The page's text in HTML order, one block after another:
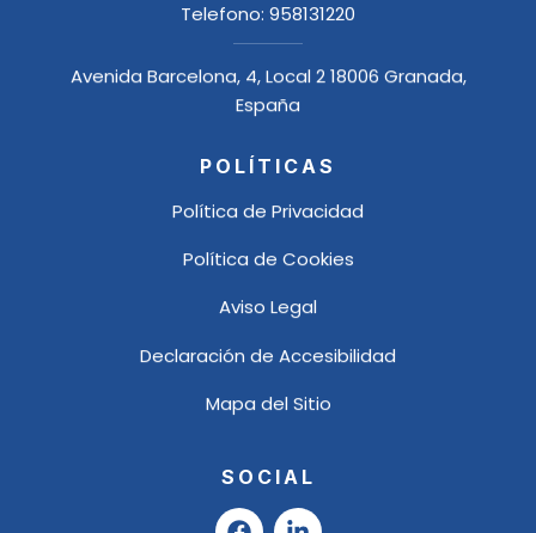
Telefono: 958131220
Avenida Barcelona, 4, Local 2 18006 Granada,
España
POLÍTICAS
Política de Privacidad
Política de Cookies
Aviso Legal
Declaración de Accesibilidad
Mapa del Sitio
SOCIAL
F
L